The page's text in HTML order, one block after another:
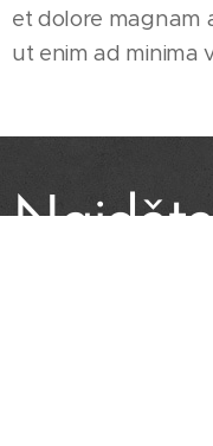
et dolore magnam
ut enim ad minima